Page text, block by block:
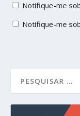
Notifique-me
Notifique-me